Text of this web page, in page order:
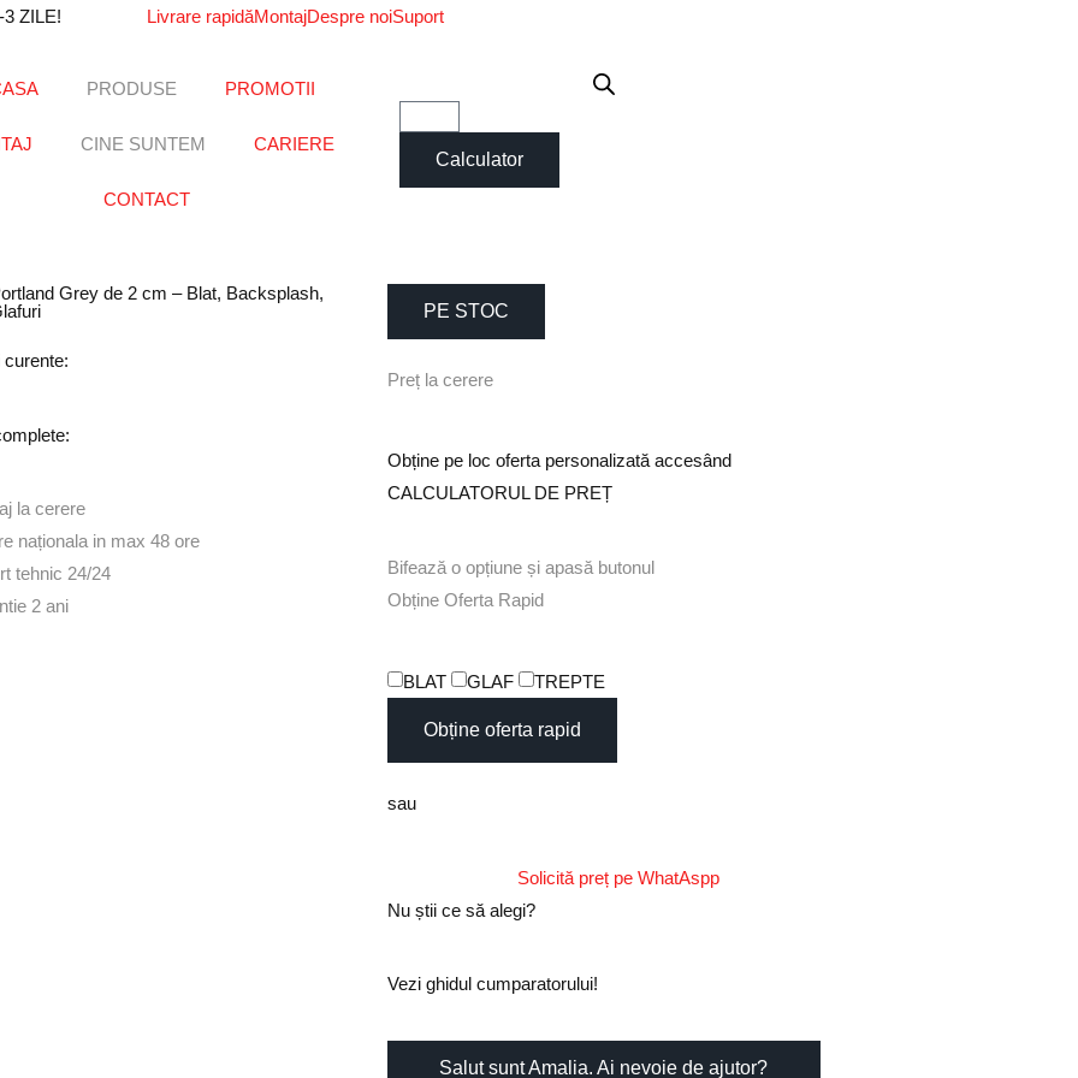
ZILE! Livrare rapidăMontajDespre noiSuport
PRODUSE PROMOTII
CINE SUNTEM CARIERE
CONTACT
Calculator
Grey de 2 cm – Blat, Backsplash,
la cerere
naționala in max 48 ore
tehnic 24/24
2 ani
PE STOC
Preț la cerere
Obține pe loc oferta personalizată accesând
CALCULATORUL DE PREȚ
Bifează o opțiune și apasă butonul
Obține Oferta Rapid
BLAT GLAF TREPTE
Obține oferta rapid
sau
Solicită preț pe WhatAspp
Nu știi ce să alegi?
Vezi ghidul cumparatorului!
Salut sunt Amalia. Ai nevoie de ajutor?